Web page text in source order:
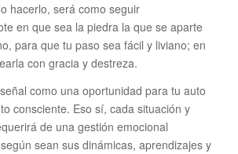
hacerlo, será como seguir
en que sea la piedra la que se aparte
para que tu paso sea fácil y liviano; en
con gracia y destreza.
como una oportunidad para tu auto
consciente. Eso sí, cada situación y
de una gestión emocional
sean sus dinámicas, aprendizajes y